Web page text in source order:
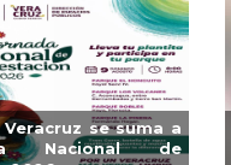
el Programa de
agosto